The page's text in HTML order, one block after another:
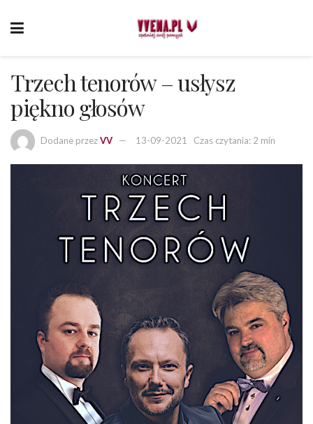
Trzech tenorów – usłysz
piękno głosów
Dodane przezVV 13-09-2021 Czas czytania: 2 min